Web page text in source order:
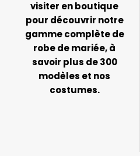
visiter en boutique
pour découvrir notre
gamme complète de
robe de mariée, à
savoir plus de 300
modèles et nos
costumes.